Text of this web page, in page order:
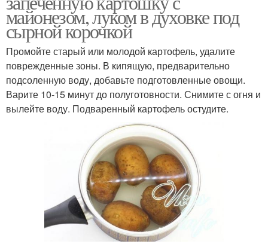
майонезом, луком в духовке под
сырной корочкой
Промойте старый или молодой картофель, удалите
поврежденные зоны. В кипящую, предварительно
подсоленную воду, добавьте подготовленные овощи.
Варите 10-15 минут до полуготовности. Снимите с огня и
вылейте воду. Подваренный картофель остудите.